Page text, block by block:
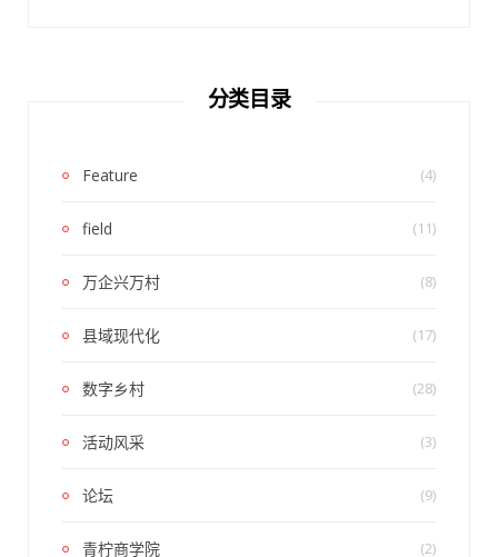
分类目录
Feature (4)
field (11)
万企兴万村 (8)
县域现代化 (17)
数字乡村 (28)
活动风采 (3)
论坛 (9)
青柠商学院 (2)